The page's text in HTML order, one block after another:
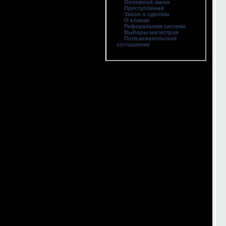
Основной закон
Преступления
Закон о сделках
О кланах
Реферальная система
Выборы магистров
Пользовательское
соглашение